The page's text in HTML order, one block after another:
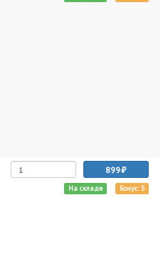
899
На складе Бонус: 5